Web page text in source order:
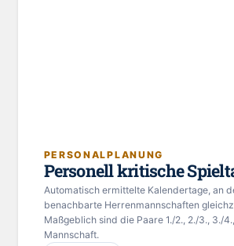
PERSONALPLANUNG
Personell kritische
Automatisch ermittelte Kalendertage, an
benachbarte Herrenmannschaften
Maßgeblich sind die Paare 1./2., 2./3., 3./
Mannschaft.